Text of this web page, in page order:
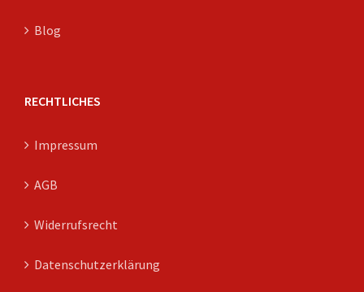
Blog
RECHTLICHES
Impressum
AGB
Widerrufsrecht
Datenschutzerklärung